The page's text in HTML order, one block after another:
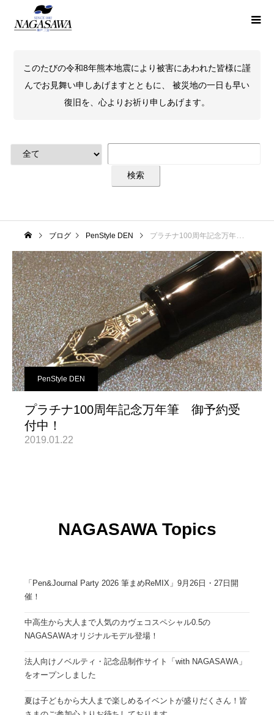
このたびの令和8年熊本地震により被害にあわれた皆様に謹
んでお見舞い申しあげますとともに、 被災地の一日も早い
復旧を、心よりお祈り申しあげます。
ブログ PenStyle DEN プラチナ100周年記念万年筆 御予約受付中！
PenStyle DEN
プラチナ100周年記念万年筆 御予約受
付中！
2019.01.22
NAGASAWA Topics
「Pen&Journal Party 2026 筆まめReMIX」9月26日・27日開
催！
中高生から大人まで人気のカヴェコスペシャル0.5の
NAGASAWAオリジナルモデル登場！
法人向けノベルティ・記念品制作サイト「with NAGASAWA」
をオープンしました
夏は子どもから大人まで楽しめるイベントが盛りだくさん！皆